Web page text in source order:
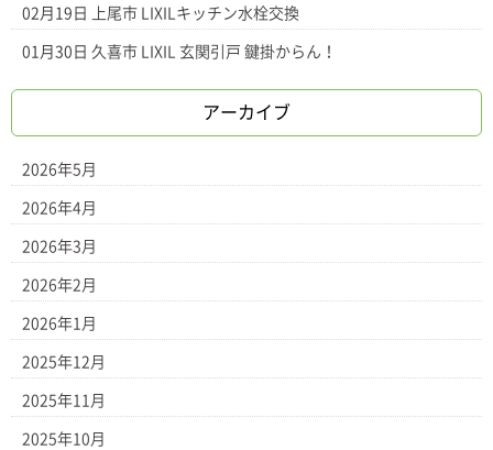
02月19日 上尾市 LIXILキッチン水栓交換
01月30日 久喜市 LIXIL 玄関引戸 鍵掛からん！
アーカイブ
2026年5月
2026年4月
2026年3月
2026年2月
2026年1月
2025年12月
2025年11月
2025年10月